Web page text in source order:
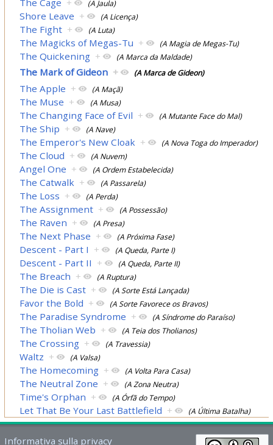
(A Jaula)
Shore Leave + (A Licença)
The Fight + (A Luta)
The Magicks of Megas-Tu + (A Magia de Megas-Tu)
The Quickening + (A Marca da Maldade)
The Mark of Gideon + (A Marca de Gideon)
The Apple + (A Maçã)
The Muse + (A Musa)
The Changing Face of Evil + (A Mutante Face do Mal)
The Ship + (A Nave)
The Emperor's New Cloak + (A Nova Toga do Imperador)
The Cloud + (A Nuvem)
Angel One + (A Ordem Estabelecida)
The Catwalk + (A Passarela)
The Loss + (A Perda)
The Assignment + (A Possessão)
The Raven + (A Presa)
The Next Phase + (A Próxima Fase)
Descent - Part I + (A Queda, Parte I)
Descent - Part II + (A Queda, Parte II)
The Breach + (A Ruptura)
The Die is Cast + (A Sorte Está Lançada)
Favor the Bold + (A Sorte Favorece os Bravos)
The Paradise Syndrome + (A Síndrome do Paraíso)
The Tholian Web + (A Teia dos Tholianos)
The Crossing + (A Travessia)
Waltz + (A Valsa)
The Homecoming + (A Volta Para Casa)
The Neutral Zone + (A Zona Neutra)
Time's Orphan + (A Órfã do Tempo)
Let That Be Your Last Battlefield + (A Última Batalha)
Informativa sulla privacy